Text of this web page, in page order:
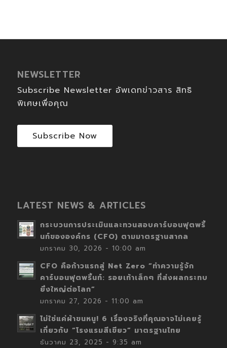
NEWSLETTER
Subscribe Newsletter อัพเดทข่าวสาร สิทธิ
พิเศษเพื่อคุณ
Subscribe Now
LATEST NEWS & ARTICLES
กระบวนการประเมินและทวนสอบคาร์บอนฟุตพริ้
นท์ขององค์กร (CFO) ตามมาตรฐานสากล
มกราคม 30, 2026 - 10:00 am
CFO คือก้าวแรกสู่ Net Zero “ทำความรู้จัก
คาร์บอนฟุตพริ้นท์: รอยเท้าเล็กๆ ที่ส่งผลกระทบ
ยิ่งใหญ่ต่อโลก”
มกราคม 27, 2026 - 11:00 am
ไม่ใช่แค่ผ้าขนหนู! 6 เรื่องจริงที่คุณอาจไม่เคยรู้
เกี่ยวกับ “โรงแรมสีเขียว” มาตรฐานไทย
ธันวาคม 23, 2025 - 9:35 am